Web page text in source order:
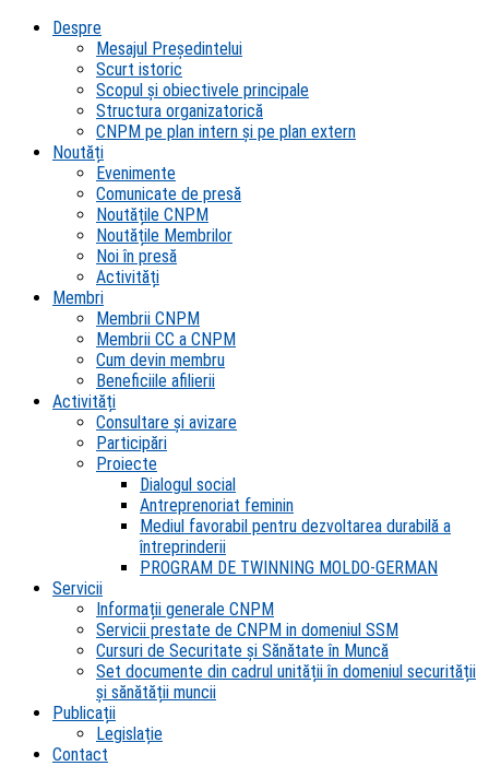
Despre
Mesajul Președintelui
Scurt istoric
Scopul şi obiectivele principale
Structura organizatorică
CNPM pe plan intern şi pe plan extern
Noutăți
Evenimente
Comunicate de presă
Noutățile CNPM
Noutățile Membrilor
Noi în presă
Activități
Membri
Membrii CNPM
Membrii CC a CNPM
Cum devin membru
Beneficiile afilierii
Activități
Consultare și avizare
Participări
Proiecte
Dialogul social
Antreprenoriat feminin
Mediul favorabil pentru dezvoltarea durabilă a
întreprinderii
PROGRAM DE TWINNING MOLDO-GERMAN
Servicii
Informații generale CNPM
Servicii prestate de CNPM in domeniul SSM
Cursuri de Securitate și Sănătate în Muncă
Set documente din cadrul unității în domeniul securității
și sănătății muncii
Publicații
Legislație
Contact